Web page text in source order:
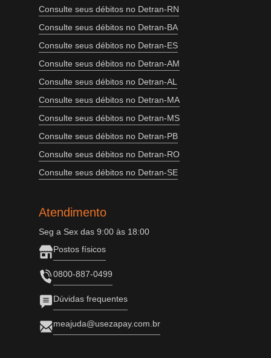
Consulte seus débitos no Detran-RN
Consulte seus débitos no Detran-BA
Consulte seus débitos no Detran-ES
Consulte seus débitos no Detran-AM
Consulte seus débitos no Detran-AL
Consulte seus débitos no Detran-MA
Consulte seus débitos no Detran-MS
Consulte seus débitos no Detran-PB
Consulte seus débitos no Detran-RO
Consulte seus débitos no Detran-SE
Atendimento
Seg a Sex das 9:00 às 18:00
Postos físicos
0800-887-0499
Dúvidas frequentes
meajuda@usezapay.com.br